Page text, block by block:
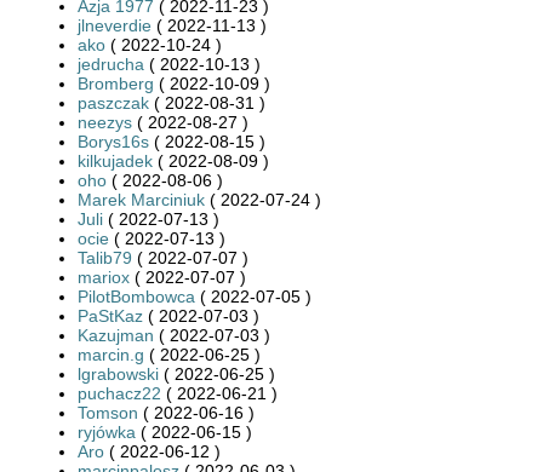
Azja 1977 ( 2022-11-23 )
jlneverdie ( 2022-11-13 )
ako ( 2022-10-24 )
jedrucha ( 2022-10-13 )
Bromberg ( 2022-10-09 )
paszczak ( 2022-08-31 )
neezys ( 2022-08-27 )
Borys16s ( 2022-08-15 )
kilkujadek ( 2022-08-09 )
oho ( 2022-08-06 )
Marek Marciniuk ( 2022-07-24 )
Juli ( 2022-07-13 )
ocie ( 2022-07-13 )
Talib79 ( 2022-07-07 )
mariox ( 2022-07-07 )
PilotBombowca ( 2022-07-05 )
PaStKaz ( 2022-07-03 )
Kazujman ( 2022-07-03 )
marcin.g ( 2022-06-25 )
lgrabowski ( 2022-06-25 )
puchacz22 ( 2022-06-21 )
Tomson ( 2022-06-16 )
ryjówka ( 2022-06-15 )
Aro ( 2022-06-12 )